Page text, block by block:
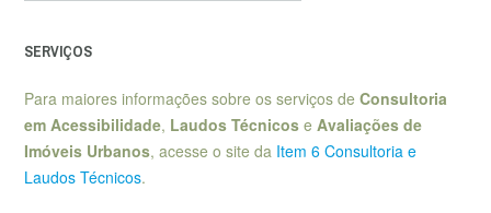
SERVIÇOS
Para maiores informações sobre os serviços de Consultoria
em Acessibilidade, Laudos Técnicos e Avaliações de
Imóveis Urbanos, acesse o site da Item 6 Consultoria e
Laudos Técnicos.